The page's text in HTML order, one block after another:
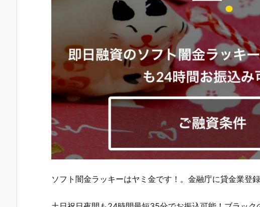
ソフト闇金ラッキー はヤミ金です！。金融庁に貸金業登